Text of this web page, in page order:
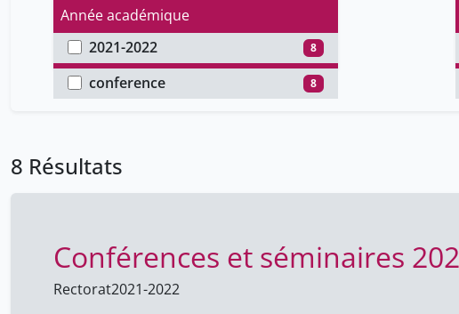
Année académique
2021-2022
8
Type de document
conference
8
8 Résultats
Conférences et séminaires
Rectorat2021-2022